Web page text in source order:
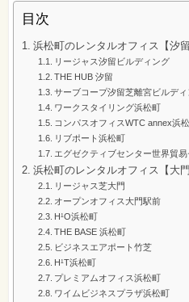
目次
浜松町のレンタルオフィス【汐
リージャス汐留ビルディング
THE HUB 汐留
サーブコープ汐留芝離宮ビルディ
ワークスタイリング浜松町
コンパスオフィスWTC annex浜
リブポート浜松町
エグゼクティブセンター世界貿
浜松町のレンタルオフィス【大
リージャス芝大門
オープンオフィス大門駅前
H¹O浜松町
THE BASE 浜松町
ビジネスエアポート竹芝
H¹T浜松町
プレミアムオフィス浜松町
ワイムビジネスプラザ浜松町